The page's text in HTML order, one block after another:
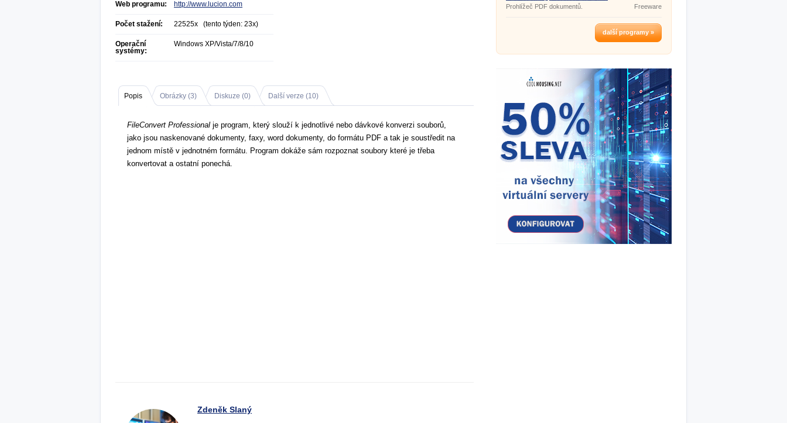
Web programu: http://www.lucion.com
Počet stažení: 22525x (tento týden: 23x)
Operační
systémy:
Windows XP/Vista/7/8/10
Popis Obrázky (3) Diskuze (0) Další verze (10)
FileConvert Professional je program, který slouží k jednotlivé nebo dávkové konverzi souborů,
jako jsou naskenované dokumenty, faxy, word dokumenty, do formátu PDF a tak je soustředit na
jednom místě v jednotném formátu. Program dokáže sám rozpoznat soubory které je třeba
konvertovat a ostatní ponechá.
Zdeněk Slaný
214.0
Prohlížeč PDF dokumentů.
Freeware
další programy »